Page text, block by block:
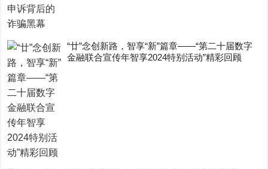
“廿”念创新路，智享“新”篇章——“第二十届数字
金融联合宣传年智享2024特别活动”精彩回顾